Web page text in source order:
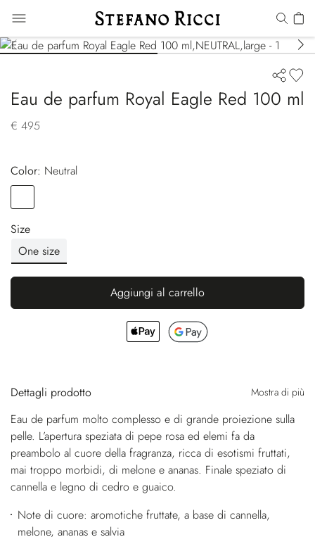
Eau de parfum Royal Eagle Red 100 ml
€ 495
Color:
neutral
Size
One size
Aggiungi al carrello
Dettagli prodotto Mostra di più
Eau de parfum molto complesso e di grande proiezione sulla
pelle. L’apertura speziata di pepe rosa ed elemi fa da
preambolo al cuore della fragranza, ricca di esotismi fruttati,
mai troppo morbidi, di melone e ananas. Finale speziato di
cannella e legno di cedro e guaico.
Note di cuore: aromotiche fruttate, a base di cannella,
melone, ananas e salvia